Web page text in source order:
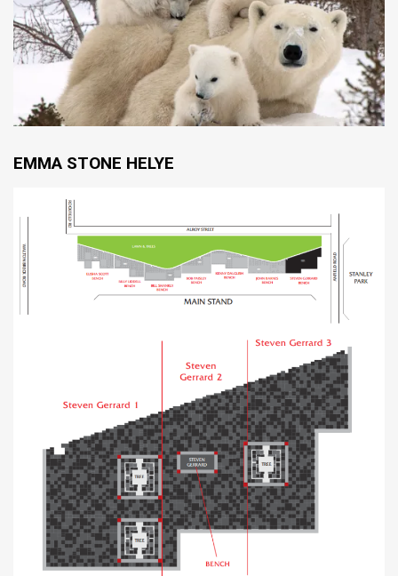
EMMA STONE HELYE